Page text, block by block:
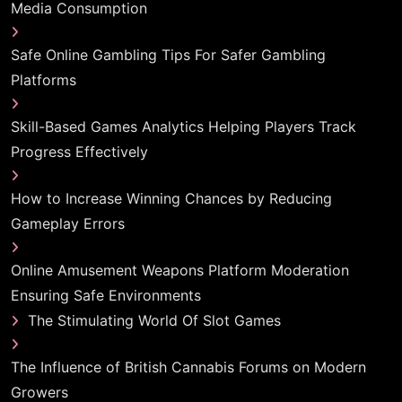
Media Consumption
Safe Online Gambling Tips For Safer Gambling
Platforms
Skill-Based Games Analytics Helping Players Track
Progress Effectively
How to Increase Winning Chances by Reducing
Gameplay Errors
Online Amusement Weapons Platform Moderation
Ensuring Safe Environments
The Stimulating World Of Slot Games
The Influence of British Cannabis Forums on Modern
Growers